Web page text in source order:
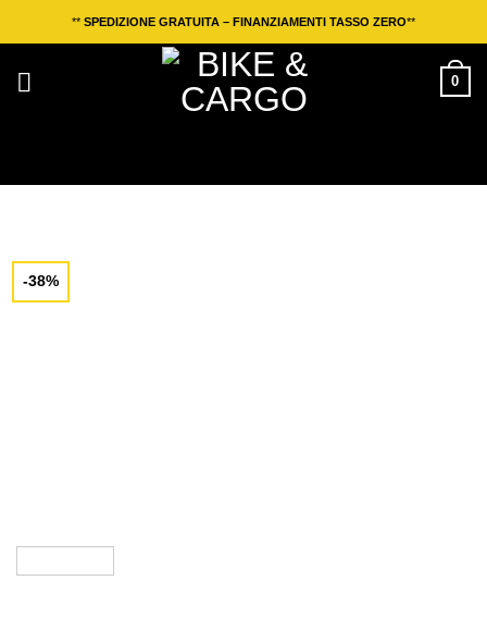
ai
** SPEDIZIONE GRATUITA – FINANZIAMENTI TASSO ZERO**
0
-38%